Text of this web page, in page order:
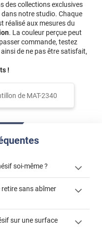
des collections exclusives
notre studio. Chaque
réalisé aux mesures du
. La couleur perçue peut
commande, testez
de ne pas être satisfait,
!
de MAT-2340
soi-même ?
adhésif ? »
retire sans abîmer
sur une surface